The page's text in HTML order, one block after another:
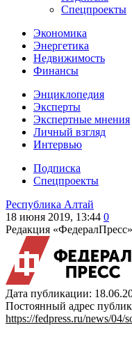
Спецпроекты
Экономика
Энергетика
Недвижимость
Финансы
Энциклопедия
Эксперты
Экспертные мнения
Личный взгляд
Интервью
Подписка
Спецпроекты
Республика Алтай
18 июня 2019, 13:44 0
Редакция
Дата публикации:
Постоянный адрес
https://fedpress.ru/news/04/